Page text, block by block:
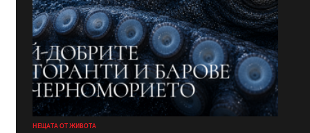
НЕЩАТА ОТ ЖИВОТА